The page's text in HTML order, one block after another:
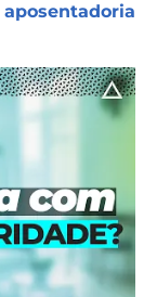
aposentadoria